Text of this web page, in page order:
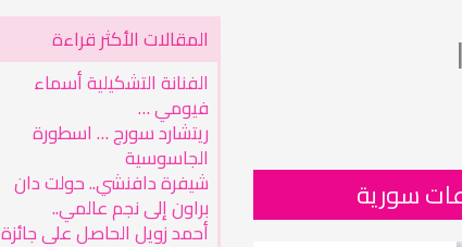
المقالات الأكثر قراءة
الفنانة التشكيلية أسماء
فيومي …
ريتشارد سورج … اسطورة
الجاسوسية
شيفرة دافنشي.. حولت دان
براون إلى نجم عالمي..
أحمد زويل الحاصل على جائزة
سورية